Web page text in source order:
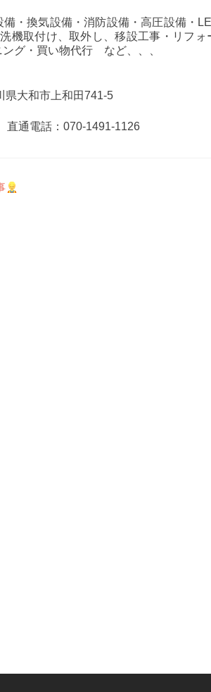
・換気設備・消防設備・高圧設備・
機取付け、取外し、移設工事・リフ
ング・買い物代行 など、、、
大和市上和田741-5
通電話：070-1491-1126